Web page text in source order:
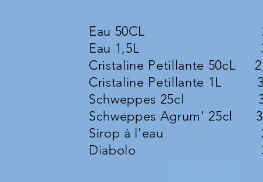
Eau 50CL
Eau 1,5L
Cristaline Petillante 50cL
Cristaline Petillante 1L
Schweppes 25cl
Schweppes Agrum' 25cl
Sirop à l'eau
Diabolo